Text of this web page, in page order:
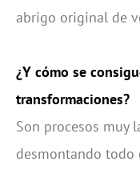
abrigo original de
¿Y cómo se
transformaciones?
Son procesos muy
desmontando todo